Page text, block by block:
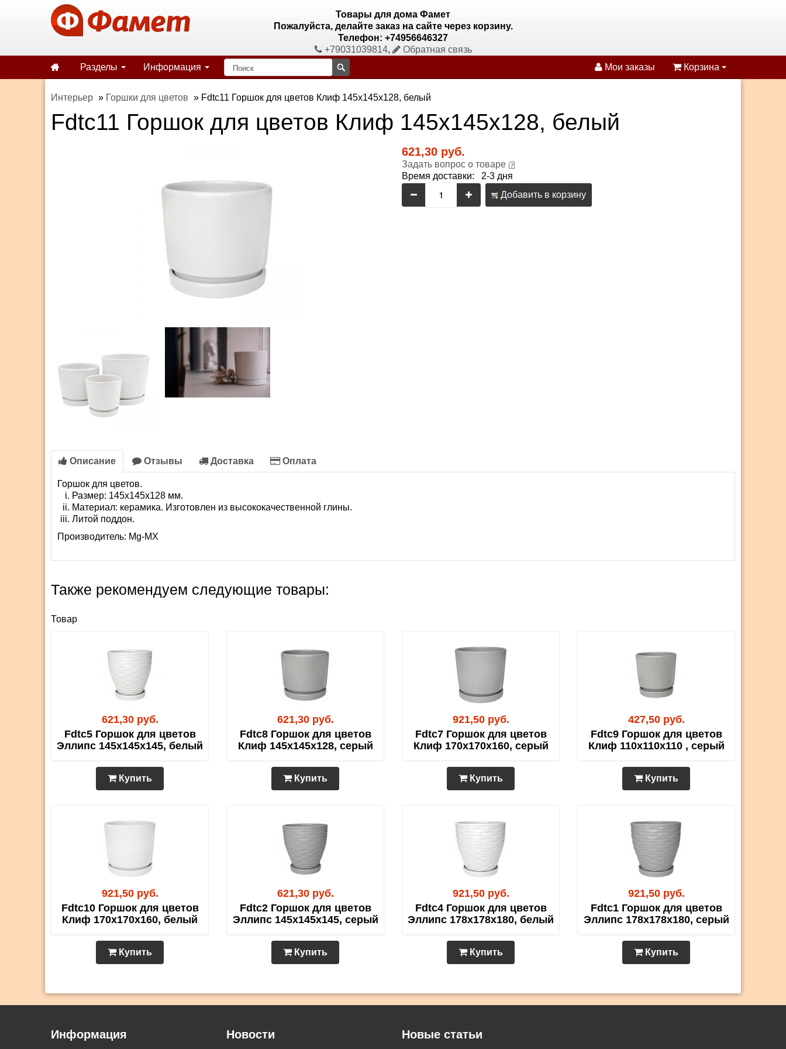
Товары для дома Фамет
Пожалуйста, делайте заказ на сайте через корзину.
Телефон: +74956646327
+79031039814,
Обратная связь
Разделы
Информация Мои заказы Корзина
Интерьер » Горшки для цветов » Fdtc11 Горшок для цветов Клиф 145х145х128, белый
Fdtc11 Горшок для цветов Клиф 145х145х128, белый
621,30 руб.
Задать вопрос о товаре
Время доставки: 2-3 дня
Добавить в корзину
Описание Отзывы Доставка Оплата
Горшок для цветов.
Размер: 145х145х128 мм.
Материал: керамика. Изготовлен из высококачественной глины.
Литой поддон.
Производитель: Mg-MX
Также рекомендуем следующие товары:
Товар
621,30 руб.
Fdtc5 Горшок для цветов
Эллипс 145х145х145, белый
Купить
621,30 руб.
Fdtc8 Горшок для цветов
Клиф 145х145х128, серый
Купить
921,50 руб.
Fdtc7 Горшок для цветов
Клиф 170х170х160, серый
Купить
427,50 руб.
Fdtc9 Горшок для цветов
Клиф 110х110х110 , серый
Купить
921,50 руб.
Fdtc10 Горшок для цветов
Клиф 170х170х160, белый
Купить
621,30 руб.
Fdtc2 Горшок для цветов
Эллипс 145х145х145, серый
Купить
921,50 руб.
Fdtc4 Горшок для цветов
Эллипс 178х178х180, белый
Купить
921,50 руб.
Fdtc1 Горшок для цветов
Эллипс 178х178х180, серый
Купить
Информация Новости Новые статьи